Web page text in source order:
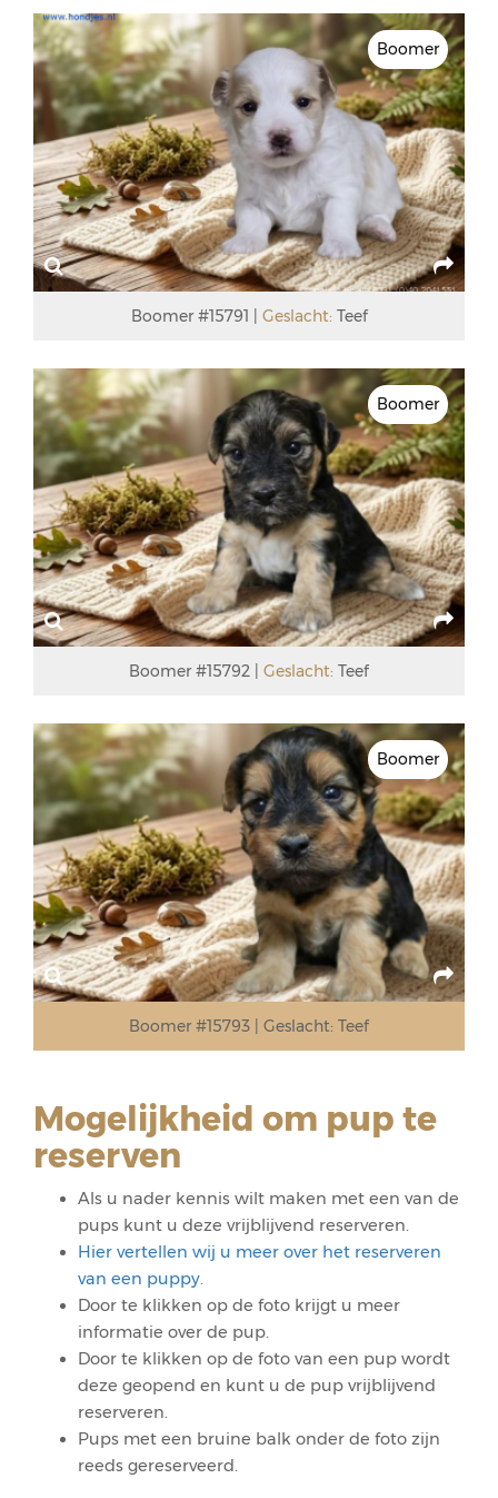
Boomer
Boomer #15791 Geslacht: Teef
Boomer
Boomer #15792 Geslacht: Teef
Boomer
Boomer #15793 Geslacht: Teef
Mogelijkheid om pup te
reserven
Als u nader kennis wilt maken met een van de
pups kunt u deze vrijblijvend reserveren.
Hier vertellen wij u meer over het reserveren
van een puppy.
Door te klikken op de foto krijgt u meer
informatie over de pup.
Door te klikken op de foto van een pup wordt
deze geopend en kunt u de pup vrijblijvend
reserveren.
Pups met een bruine balk onder de foto zijn
reeds gereserveerd.